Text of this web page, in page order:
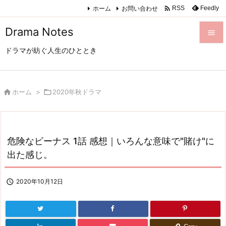
Drama Notes
ドラマが紡ぐ人生のひととき

次へ
検索
ホーム お問い合わせ  RSS Feedly
 ホーム > 2020年秋ドラマ
危険なビーナス 1話 感想｜いろんな意味で"賭け"に
出た感じ。
 2020年10月12日